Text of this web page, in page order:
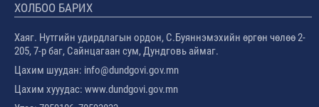
ХОЛБОО БАРИХ
Хаяг. Нутгийн удирдлагын ордон, С.Буяннэмэхийн өргөн чөлөө 2-
205, 7-р баг, Сайнцагаан сум, Дундговь аймаг.
Цахим шуудан: info@dundgovi.gov.mn
Цахим хууудас: www.dundgovi.gov.mn